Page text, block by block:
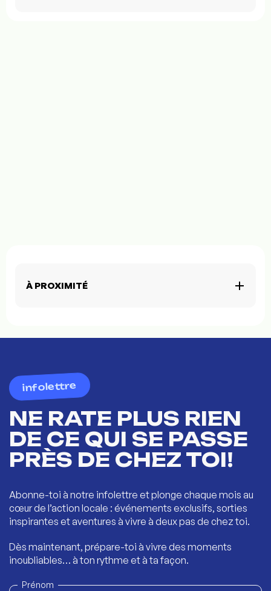
À PROXIMITÉ
infolettre
NE RATE PLUS RIEN
DE CE QUI SE PASSE
PRÈS DE CHEZ TOI!
Abonne-toi à notre infolettre et plonge chaque mois au
cœur de l’action locale : événements exclusifs, sorties
inspirantes et aventures à vivre à deux pas de chez toi.
Dès maintenant, prépare-toi à vivre des moments
inoubliables… à ton rythme et à ta façon.
Prénom